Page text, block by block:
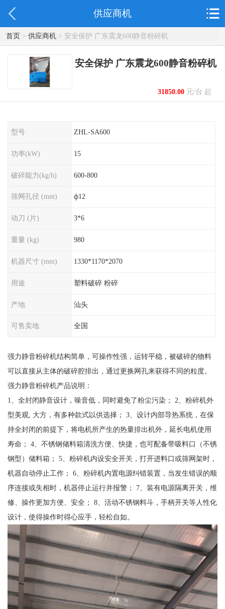
供应商机
首页> 供应商机> 安全保护 广东震龙600静音粉碎机
安全保护 广东震龙600静音粉碎机
31850.00元/台 起
型号 ZHL-SA600
功率(kW) 15
破碎能力(kg/h) 600-800
筛网孔径 (mm) ф12
动刀 (片) 3*6
重量 (kg) 980
机器尺寸 (mm) 1330*1170*2070
用途 塑料破碎 粉碎
产地 汕头
可售卖地 全国
强力静音粉碎机结构简单，可操作性强，运转平稳，被破碎的物料
可以直接从主体的破碎腔排出，通过更换网孔来获得不同的粒度。
强力静音粉碎机产品说明：
1、全封闭静音设计，噪音低，同时避免了粉尘污染； 2、粉碎机外
型美观, 大方，有多种款式以供选择； 3、设计内部导热系统，在保
持全封闭的前提下，将电机所产生的热量排出机外，延长电机使用
寿命； 4、不锈钢储料箱清洗方便、快捷，也可配备带吸料口（不锈
钢型）储料箱； 5、粉碎机内设安全开关，打开进料口或筛网架时，
机器自动停止工作； 6、粉碎机内置电源纠错装置，当发生错误的顺
序连接或失相时，机器停止运行并报警； 7、装有电源隔离开关，维
修、操作更加方便、安全； 8、活动不锈钢料斗，手柄开关等人性化
设计，使得操作时得心应手，轻松自如。